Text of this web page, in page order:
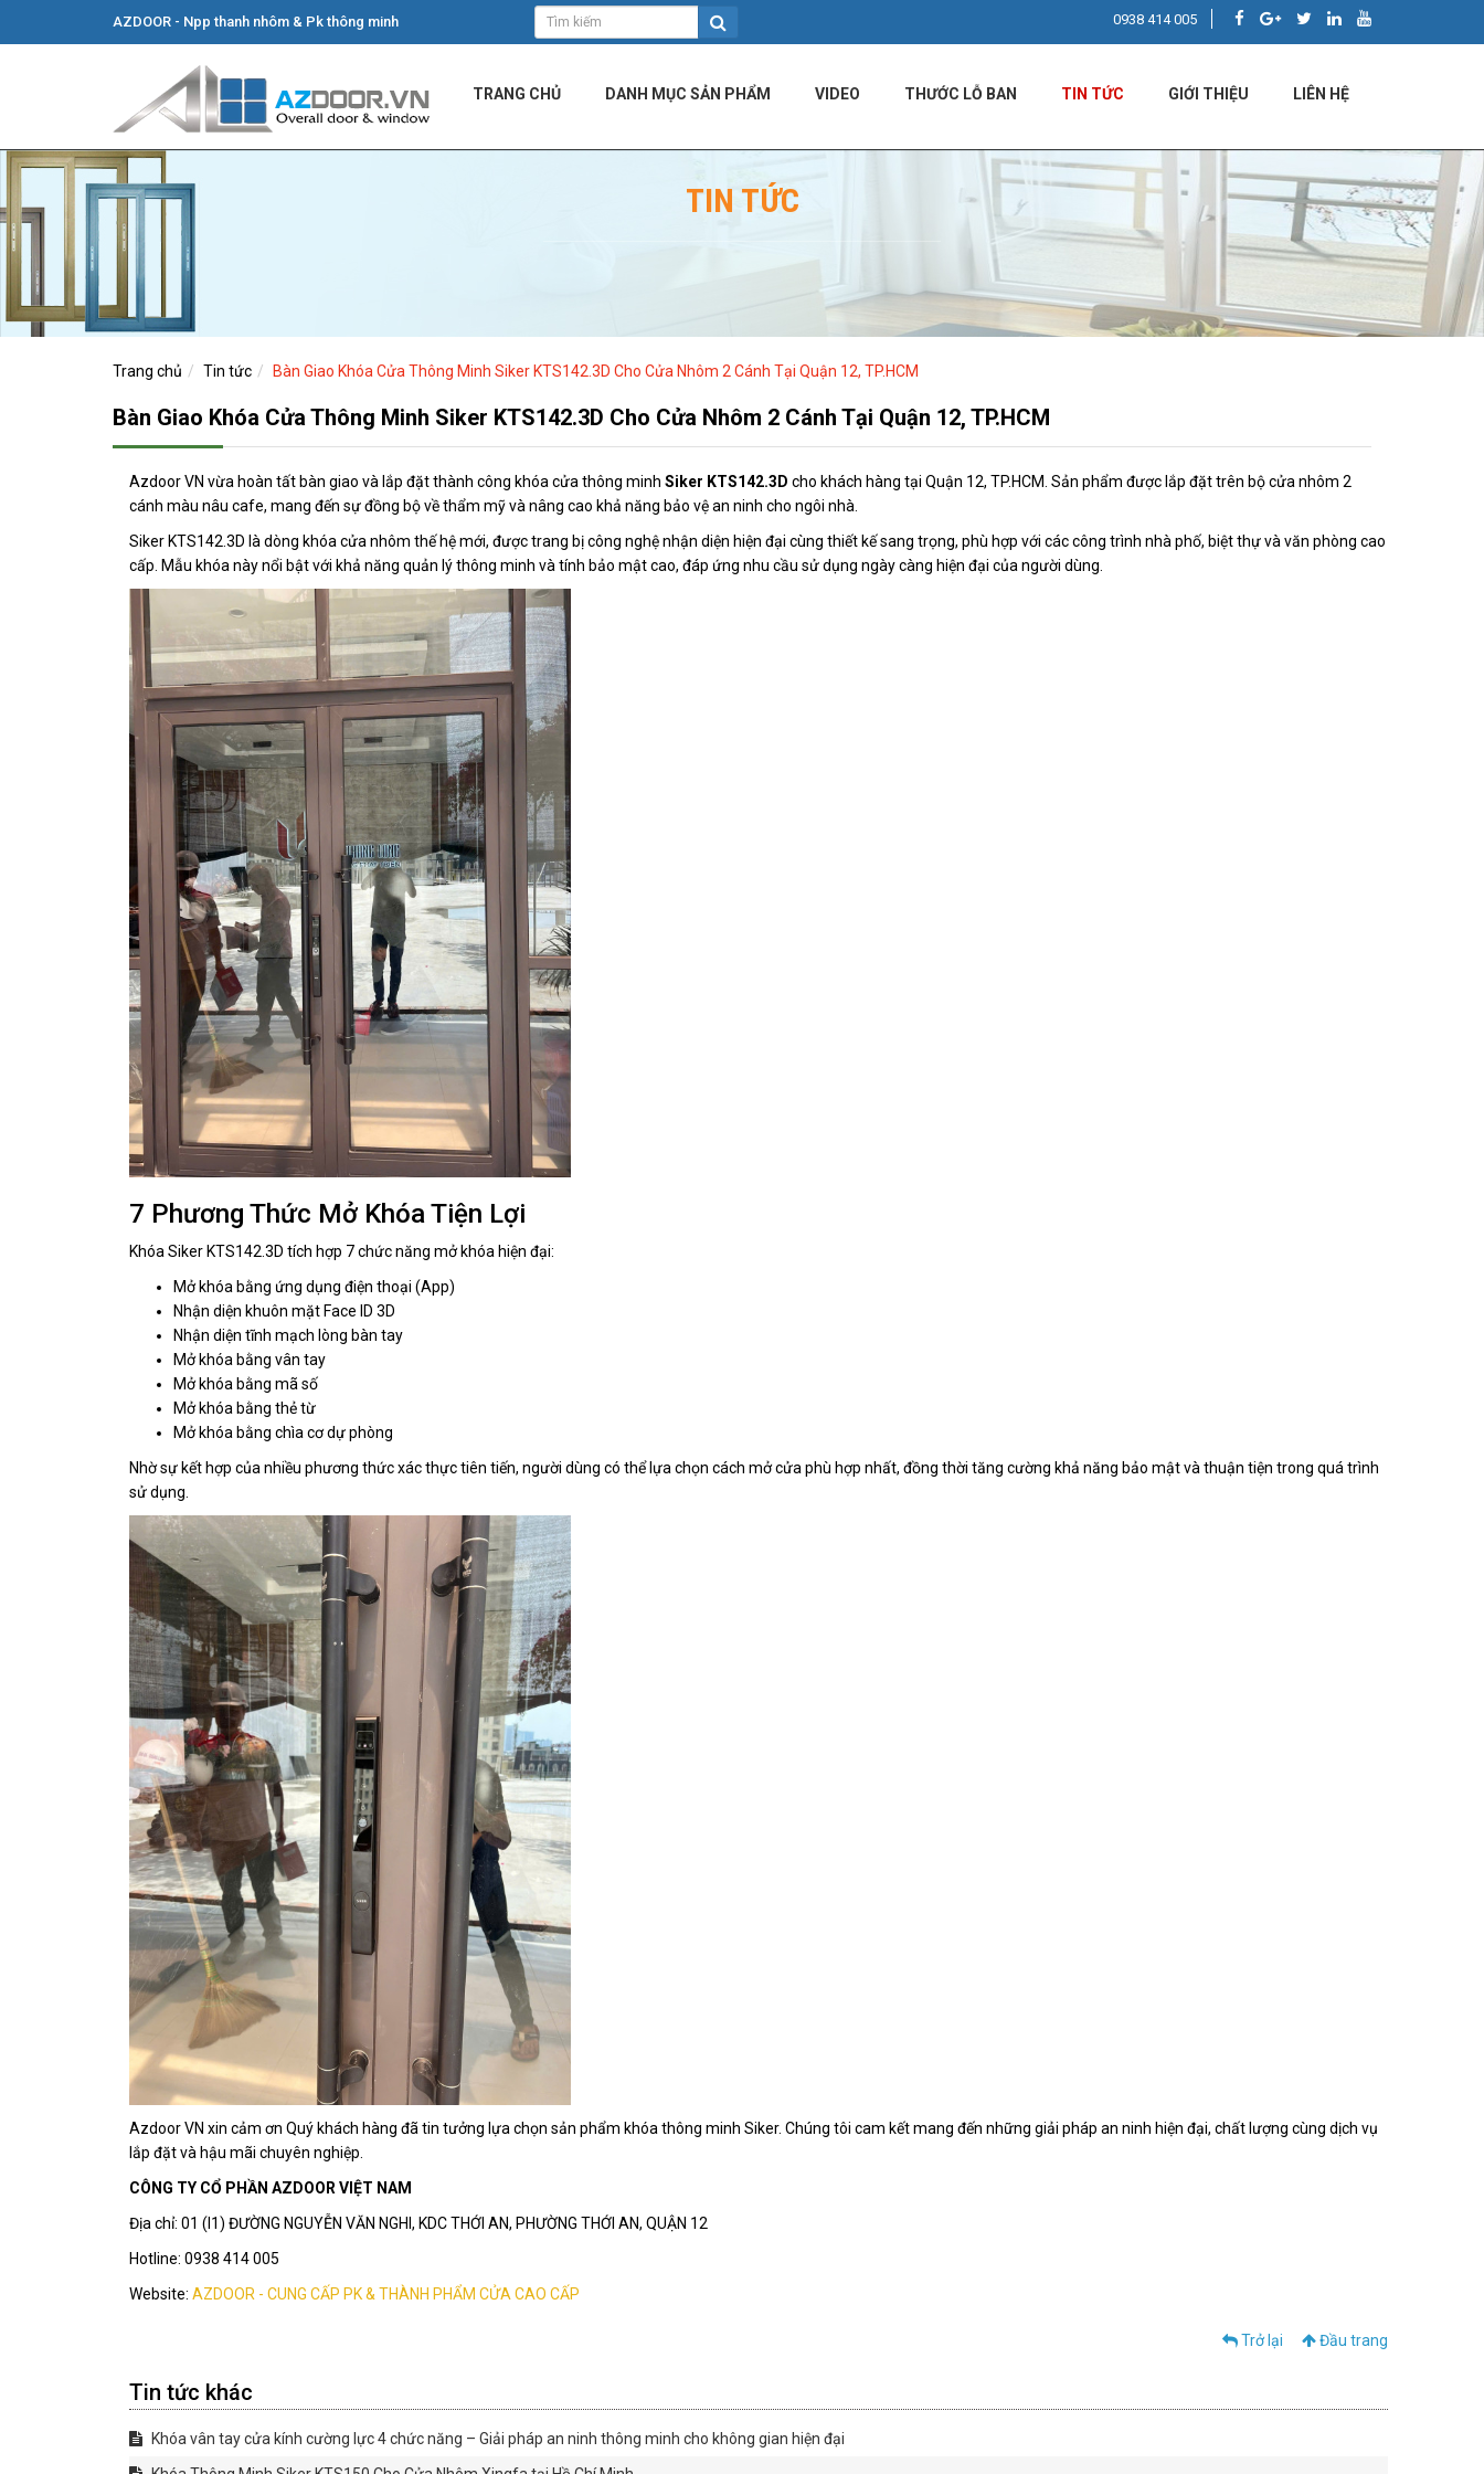
AZDOOR - Npp thanh nhôm & Pk thông minh 0938 414 005
TRANG CHỦ DANH MỤC SẢN PHẨM VIDEO THƯỚC LỖ BAN TIN TỨC GIỚI THIỆU LIÊN HỆ
TIN TỨC
Trang chủ Tin tức Bàn Giao Khóa Cửa Thông Minh Siker KTS142.3D Cho Cửa Nhôm 2 Cánh Tại Quận 12, TP.HCM
Bàn Giao Khóa Cửa Thông Minh Siker KTS142.3D Cho Cửa Nhôm 2 Cánh Tại Quận 12, TP.HCM
Azdoor VN vừa hoàn tất bàn giao và lắp đặt thành công khóa cửa thông minh Siker KTS142.3D cho khách hàng tại Quận 12, TP.HCM. Sản phẩm được lắp đặt trên bộ cửa nhôm 2
cánh màu nâu cafe, mang đến sự đồng bộ về thẩm mỹ và nâng cao khả năng bảo vệ an ninh cho ngôi nhà.
Siker KTS142.3D là dòng khóa cửa nhôm thế hệ mới, được trang bị công nghệ nhận diện hiện đại cùng thiết kế sang trọng, phù hợp với các công trình nhà phố, biệt thự và văn phòng cao
cấp. Mẫu khóa này nổi bật với khả năng quản lý thông minh và tính bảo mật cao, đáp ứng nhu cầu sử dụng ngày càng hiện đại của người dùng.
7 Phương Thức Mở Khóa Tiện Lợi
Khóa Siker KTS142.3D tích hợp 7 chức năng mở khóa hiện đại:
Mở khóa bằng ứng dụng điện thoại (App)
Nhận diện khuôn mặt Face ID 3D
Nhận diện tĩnh mạch lòng bàn tay
Mở khóa bằng vân tay
Mở khóa bằng mã số
Mở khóa bằng thẻ từ
Mở khóa bằng chìa cơ dự phòng
Nhờ sự kết hợp của nhiều phương thức xác thực tiên tiến, người dùng có thể lựa chọn cách mở cửa phù hợp nhất, đồng thời tăng cường khả năng bảo mật và thuận tiện trong quá trình
sử dụng.
Azdoor VN xin cảm ơn Quý khách hàng đã tin tưởng lựa chọn sản phẩm khóa thông minh Siker. Chúng tôi cam kết mang đến những giải pháp an ninh hiện đại, chất lượng cùng dịch vụ
lắp đặt và hậu mãi chuyên nghiệp.
CÔNG TY CỔ PHẦN AZDOOR VIỆT NAM
Địa chỉ: 01 (I1) ĐƯỜNG NGUYỄN VĂN NGHI, KDC THỚI AN, PHƯỜNG THỚI AN, QUẬN 12
Hotline: 0938 414 005
Website: AZDOOR - CUNG CẤP PK & THÀNH PHẨM CỬA CAO CẤP
Trở lại Đầu trang
Tin tức khác
Khóa vân tay cửa kính cường lực 4 chức năng – Giải pháp an ninh thông minh cho không gian hiện đại